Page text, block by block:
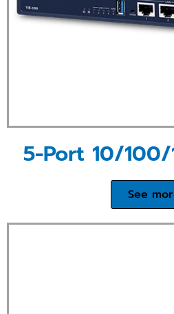
5-Port 10/
See